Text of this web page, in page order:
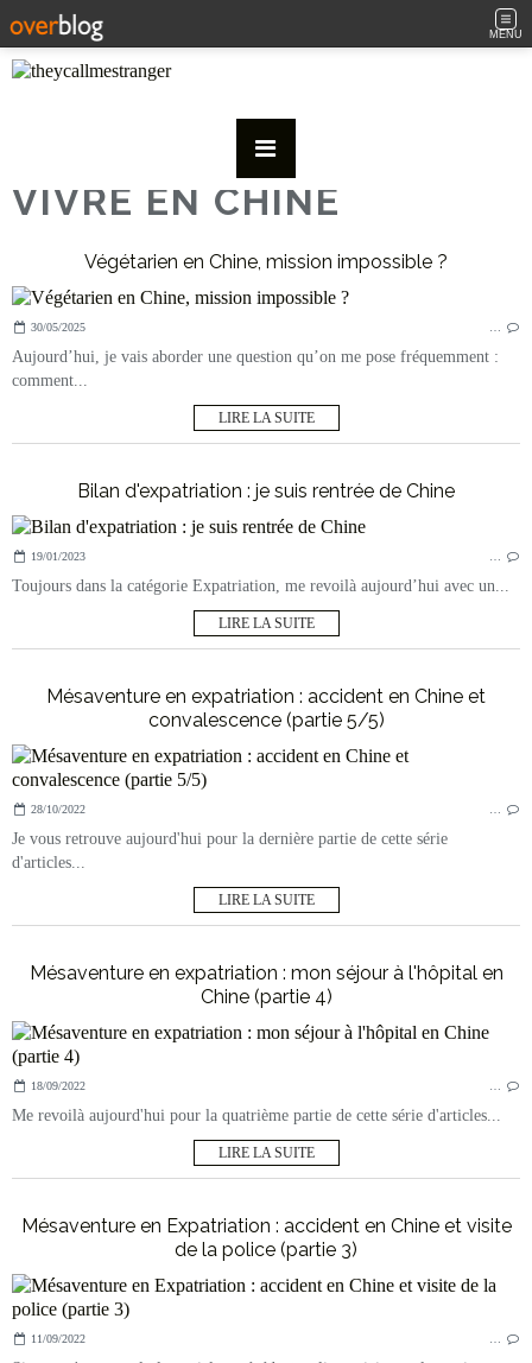
MENU
VIVRE EN CHINE
Végétarien en Chine, mission impossible ?
30/05/2025 …
Aujourd’hui, je vais aborder une question qu’on me pose fréquemment :
comment...
LIRE LA SUITE
Bilan d'expatriation : je suis rentrée de Chine
19/01/2023 …
Toujours dans la catégorie Expatriation, me revoilà aujourd’hui avec un...
LIRE LA SUITE
Mésaventure en expatriation : accident en Chine et
convalescence (partie 5/5)
28/10/2022 …
Je vous retrouve aujourd'hui pour la dernière partie de cette série
d'articles...
LIRE LA SUITE
Mésaventure en expatriation : mon séjour à l'hôpital en
Chine (partie 4)
18/09/2022 …
Me revoilà aujourd'hui pour la quatrième partie de cette série d'articles...
LIRE LA SUITE
Mésaventure en Expatriation : accident en Chine et visite
de la police (partie 3)
11/09/2022 …